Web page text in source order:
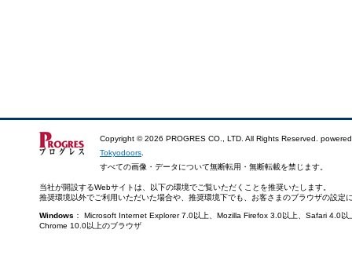
Copyright ©2026 PROGRES CO., LTD. All Rights Reserved.
Tokyodoors
すべての画像・データについて無断転用・無断転載を禁じます。
当社が開設するWebサイトは、以下の環境でご覧いただくことを推奨いたします。
推奨環境以外でご利用いただいた場合や、推奨環境下でも、お客さまのブラウザの設
Windows ： Microsoft Internet Explorer 7.0以上、Mozilla Firefox 3.0以上、Safari
Chrome 10.0以上のブラウザ